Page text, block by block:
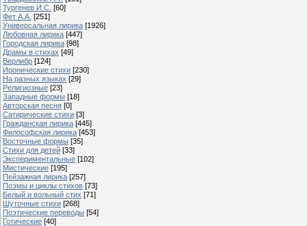
Тургенев И.С. [60]
Фет А.А. [251]
Универсальная лирика [1926]
Любовная лирика [447]
Городская лирика [98]
Драмы в стихах [49]
Верлибр [124]
Иронические стихи [230]
На разных языках [29]
Религиозные [23]
Западные формы [18]
Авторская песня [0]
Сатирические стихи [3]
Гражданская лирика [445]
Философская лирика [453]
Восточные формы [35]
Стихи для детей [33]
Экспериментальные [102]
Мистические [195]
Пейзажная лирика [257]
Поэмы и циклы стихов [73]
Белый и вольный стих [71]
Шуточные стихи [268]
Поэтические переводы [54]
Готические [40]